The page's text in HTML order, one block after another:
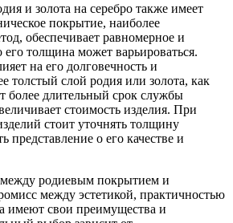
и золота на серебро также имеет
покрытие, наиболее
обеспечивает равномерное и
толщина может варьироваться.
на его долговечность и
толстый слой родия или золота, как
более длительный срок службы
стоимость изделия. При
стоит уточнять толщину
представление о его качестве и
родиевым покрытием и
между эстетикой, практичностью
имеют свои преимущества и